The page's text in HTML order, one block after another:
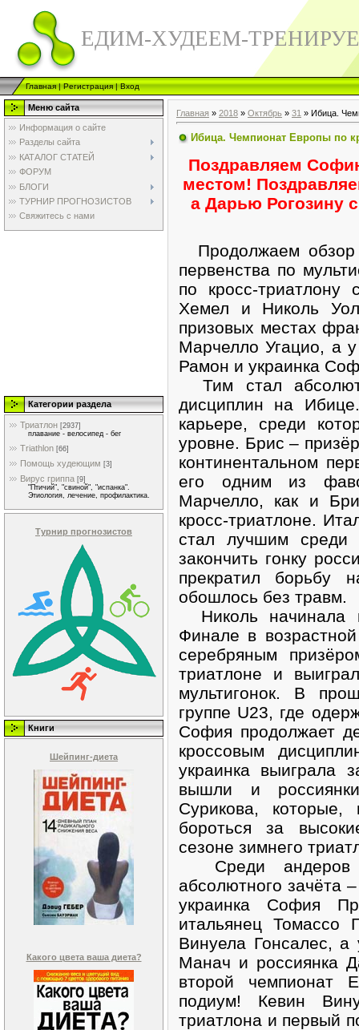
ЕДИМ-ХУДЕЕМ-
Главная|Регистрация|Вход
Меню сайта
Информация о сайте
Разделы сайта
КАТАЛОГ СТАТЕЙ
ФОРУМ
БЛОГИ
ТУРНИР ПРОГНОЗИСТОВ
Свяжитесь с нами
Категории раздела
Триатлон [2937]
плавание - велосипед - бег
Triathlon [66]
Помощь худеющим [3]
Вирус гриппа [9]
"Птичий", "свиной", "испанка".
Этиология, лечение, профилактика.
Турнир прогнозистов
Книги
Шейпинг-диета
Какого цвета ваша диета?
Главная » 2018 » Октябрь » 31 » Ибица.
Ибица. Чемпионат Европы по
Поздравляем
местом!
а Дарью Рогозину
Продолжаем обзор
первенства по
по кросс-триатлону
Хемел и Николь
призовых местах
Марчелло Угацио, а
Рамон и украинка
Тим стал
дисциплин на
карьере, среди
уровне. Брис –
континентальном
его одним из
Марчелло, как и
кросс-триатлоне.
стал лучшим
закончить гонку
прекратил борьбу
обошлось без травм.
Николь начинала
Финале в
серебряным
триатлоне и
мультигонок. В
группе U23, где
София продолжает
кроссовым
украинка выиграла
вышли и
Сурикова,
бороться за
сезоне зимнего
Среди андеров
абсолютного зачёта
украинка София
итальянец Томассо
Винуела Гонсалес,
Манач и россиянка
второй чемпионат
подиум! Кевин
триатлона и первый